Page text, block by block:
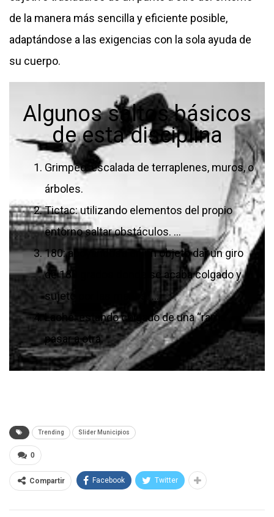
de la manera más sencilla y eficiente posible,
adaptándose a las exigencias con la sola ayuda de
su cuerpo.
Algunos saltos básicos
de esta disciplina
Grimpeo: escalada de terraplenes, muros, o
árboles.
Tictac: utilizando elementos del propio
entorno saltar obstáculos. …
180: apoyándose en un objeto dar un giro
de 180 grados donde se acaba colgado y
sujeto por las manos. …
Laché: estando colgado de una “rama”,
pasar a otra.
Trending Slider Municipios
0
Compartir Facebook Twitter